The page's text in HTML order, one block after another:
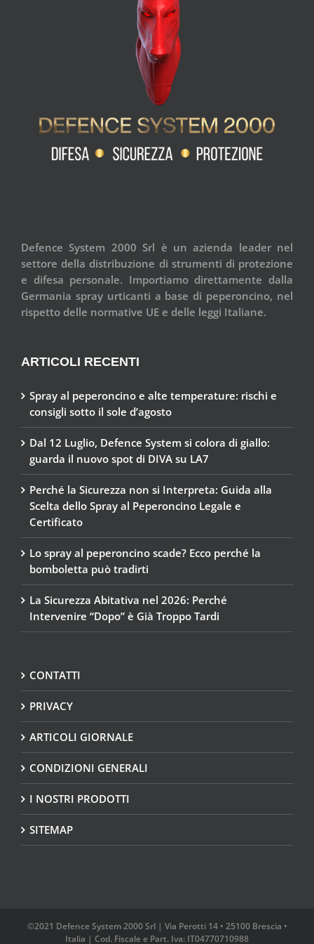
Defence System 2000 Srl è un azienda leader nel
settore della distribuzione di strumenti di protezione
e difesa personale. Importiamo direttamente dalla
Germania spray urticanti a base di peperoncino, nel
rispetto delle normative UE e delle leggi Italiane.
ARTICOLI RECENTI
Spray al peperoncino e alte temperature: rischi e
consigli sotto il sole d’agosto
Dal 12 Luglio, Defence System si colora di giallo:
guarda il nuovo spot di DIVA su LA7
Perché la Sicurezza non si Interpreta: Guida alla
Scelta dello Spray al Peperoncino Legale e
Certificato
Lo spray al peperoncino scade? Ecco perché la
bomboletta può tradirti
La Sicurezza Abitativa nel 2026: Perché
Intervenire “Dopo” è Già Troppo Tardi
CONTATTI
PRIVACY
ARTICOLI GIORNALE
CONDIZIONI GENERALI
I NOSTRI PRODOTTI
SITEMAP
©2021 Defence System 2000 Srl | Via Perotti 14 • 25100 Brescia •
Italia | Cod. Fiscale e Part. Iva: IT04770710988